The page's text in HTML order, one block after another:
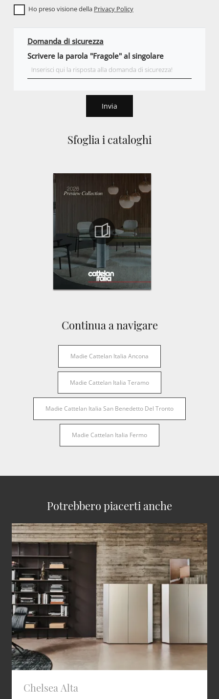
Sfoglia i cataloghi
Continua a navigare
Madie Cattelan Italia Ancona
Madie Cattelan Italia Teramo
Madie Cattelan Italia San Benedetto Del Tronto
Madie Cattelan Italia Fermo
Ho preso visione della Privacy Policy
Domanda di sicurezza
Scrivere la parola "Fragole" al singolare
Invia
Potrebbero piacerti anche
Chelsea Alta